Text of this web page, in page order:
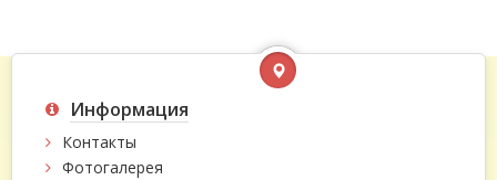
Информация
Контакты
Фотогалерея